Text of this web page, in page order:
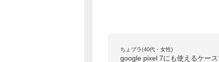
ちょプラ(40代・女性)
google pixel 7にも使えるケー